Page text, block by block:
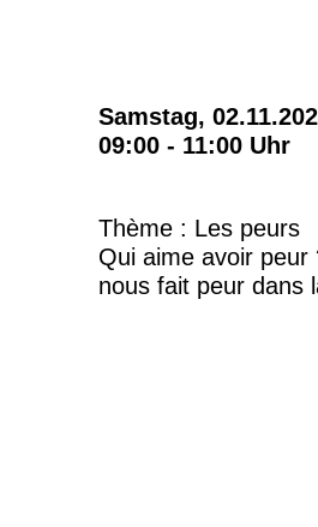
Samstag,
09:00 - 11:00 Uhr
Thème : Les peurs
Qui aime avoir
nous fait peur dans